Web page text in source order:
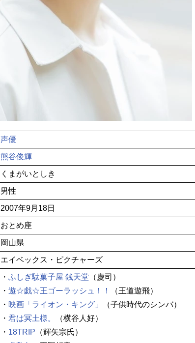
声優
熊谷俊輝
くまがいとしき
男性
2007年9月18日
おとめ座
岡山県
エイベックス・ピクチャーズ
・ ふしぎ駄菓子屋 銭天堂 （慶司）
・ 遊☆戯☆王ゴーラッシュ！！
（王道遊飛）
・ 映画「ライオン・キング」
（子供時代のシンバ）
・ 君は冥土様。
（横谷人好）
・ 18TRIP （輝矢宗氏）
♪ in アニメイトタイムズ